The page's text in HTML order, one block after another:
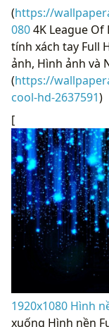
(https://
0804K League Of
tính xách tay Full
ảnh, Hình ảnh và
(https://
cool-hd-2637591)
[
1920x1080 Hình
xuống Hình nền